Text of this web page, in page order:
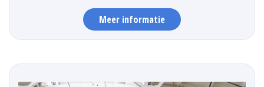
Meer informatie